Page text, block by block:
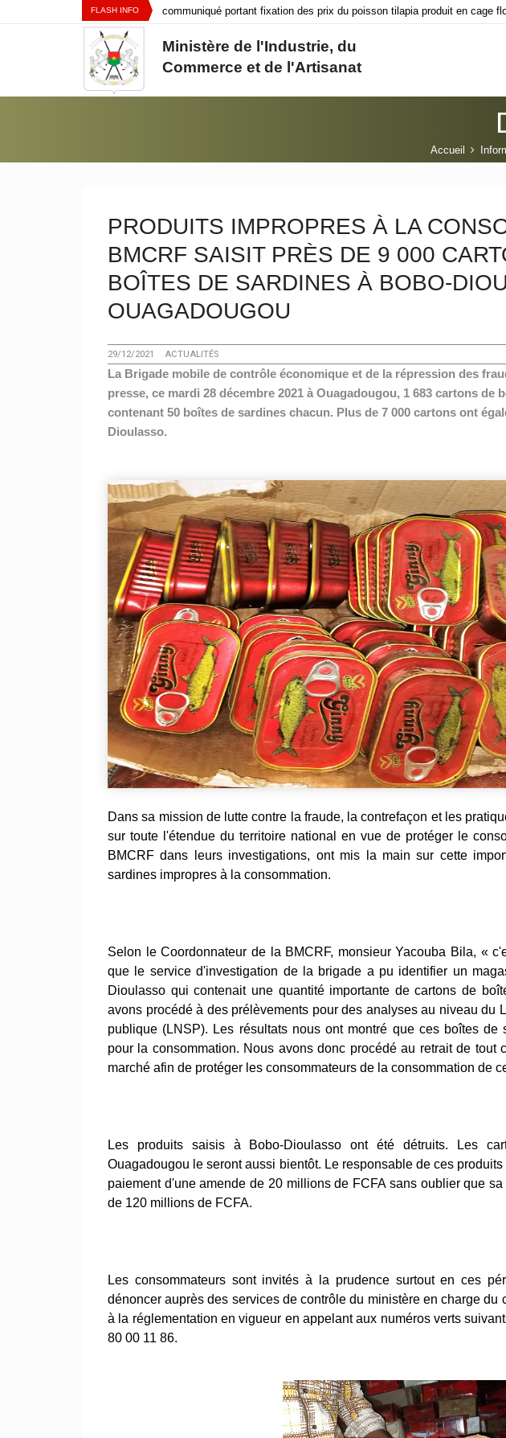
Aller au contenu principal
FLASH INFO
communiqué portant fixation des prix du poisson tilapia produit en cage
Burkina Faso : le Gouvernement suspend l'exportation de la tomate fraîche
jusqu'à nouvel ordre
Avis de recrutement pour le compte de la société d'État Faso Transit et
Ministère de l'Industrie, du
Commerce et de l'Artisanat
Accueil
PRODUITS IMPROPRES À LA
BMCRF SAISIT PRÈS DE 9 000
BOÎTES DE SARDINES À BOBO-
OUAGADOUGOU
29/12/2021 ACTUALITÉS
La Brigade mobile de contrôle économique et de la répression des
presse, ce mardi 28 décembre 2021 à Ouagadougou, 1 683 cartons de
contenant 50 boîtes de sardines chacun. Plus de 7 000 cartons ont
Dioulasso.
Dans sa mission de lutte contre la fraude, la contrefaçon et les
sur toute l'étendue du territoire national en vue de protéger le
BMCRF dans leurs investigations, ont mis la main sur cette
sardines impropres à la consommation.
Selon le Coordonnateur de la BMCRF, monsieur Yacouba Bila, «
que le service d'investigation de la brigade a pu identifier un
Dioulasso qui contenait une quantité importante de cartons de
avons procédé à des prélèvements pour des analyses au niveau du
publique (LNSP). Les résultats nous ont montré que ces boîtes de
pour la consommation. Nous avons donc procédé au retrait de tout
marché afin de protéger les consommateurs de la consommation de
Les produits saisis à Bobo-Dioulasso ont été détruits. Les
Ouagadougou le seront aussi bientôt. Le responsable de ces
paiement d'une amende de 20 millions de FCFA sans oublier que
de 120 millions de FCFA.
Les consommateurs sont invités à la prudence surtout en ces
dénoncer auprès des services de contrôle du ministère en charge du
à la réglementation en vigueur en appelant aux numéros verts
80 00 11 86.